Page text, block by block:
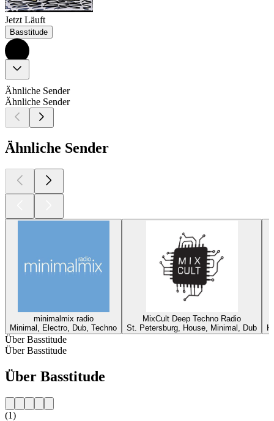
Jetzt Läuft
Basstitude
Ähnliche Sender
Ähnliche Sender
Ähnliche Sender
minimalmix radio
Minimal, Electro, Dub, Techno
MixCult Deep Techno Radio
St. Petersburg, House, Minimal, Dub
Über Basstitude
Über Basstitude
Über Basstitude
(1)